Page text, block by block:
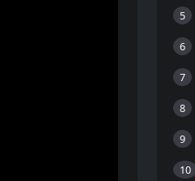
5
6
7
8
9
10